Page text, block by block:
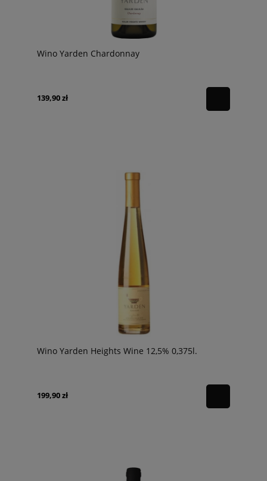
Wino Yarden Chardonnay
139,90 zł
Wino Yarden Heights Wine 12,5% 0,375l.
199,90 zł